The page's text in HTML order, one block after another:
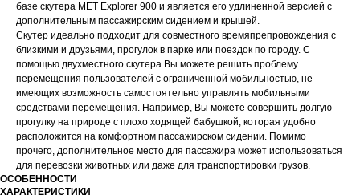
базе скутера MET Explorer 900 и является его удлиненной версией с
дополнительным пассажирским сидением и крышей.
Скутер идеально подходит для совместного времяпрепровождения с
близкими и друзьями, прогулок в парке или поездок по городу. С
помощью двухместного скутера Вы можете решить проблему
перемещения пользователей с ограниченной мобильностью, не
имеющих возможность самостоятельно управлять мобильными
средствами перемещения. Например, Вы можете совершить долгую
прогулку на природе с плохо ходящей бабушкой, которая удобно
расположится на комфортном пассажирском сидении. Помимо
прочего, дополнительное место для пассажира может использоваться
для перевозки животных или даже для транспортировки грузов.
ОСОБЕННОСТИ
ХАРАКТЕРИСТИКИ